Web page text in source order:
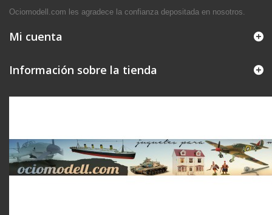
Ociomodell.com les agradece la confianza depositada en nosotros.
Mi cuenta
Información sobre la tienda